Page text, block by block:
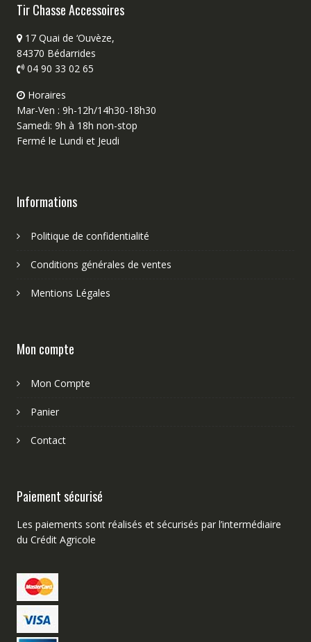
Tir Chasse Accessoires
17 Quai de ‘Ouvèze,
84370 Bédarrides
04 90 33 02 65
Horaires
Mar-Ven : 9h-12h/14h30-18h30
Samedi: 9h à 18h non-stop
Fermé le Lundi et Jeudi
Informations
Politique de confidentialité
Conditions générales de ventes
Mentions Légales
Mon compte
Mon Compte
Panier
Contact
Paiement sécurisé
Les paiements sont réalisés et sécurisés par l’intermédiaire
du Crédit Agricole